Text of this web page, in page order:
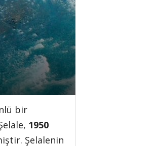
bir
1950
Şelalenin